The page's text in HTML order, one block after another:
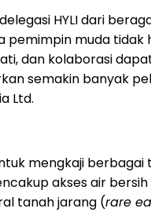
HYLI dari
muda
dan kolaborasi
semakin banyak
Ltd.
mengkaji
akses air
tanah jarang (rare